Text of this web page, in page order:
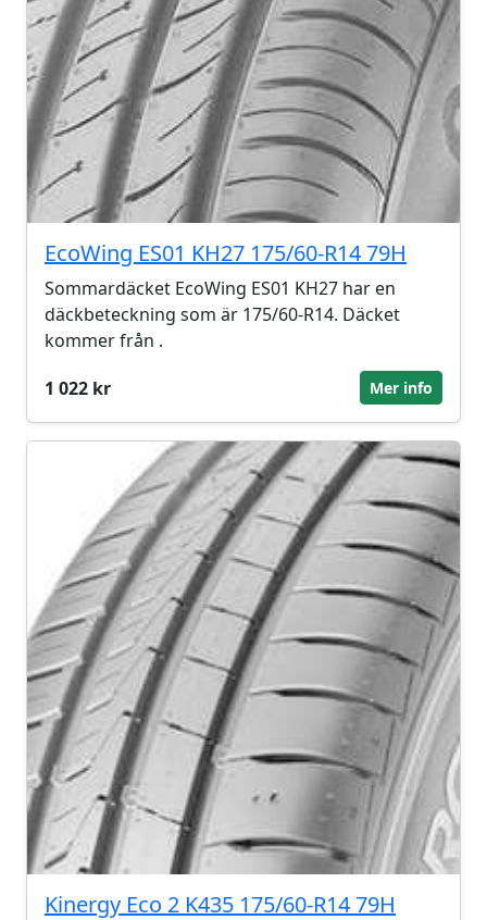
EcoWing ES01 KH27 175/60-R14 79H
Sommardäcket EcoWing ES01 KH27 har en
däckbeteckning som är 175/60-R14. Däcket
kommer från .
1 022 kr
Mer info
Kinergy Eco 2 K435 175/60-R14 79H